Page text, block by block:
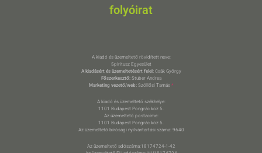
folyóirat
A kiadó és üzemeltető rövidített neve:
Spiritusz Egyesület
A kiadásért és üzemeltetésért felel:Csák György
Főszerkesztő:Stuber Andrea
Marketing vezető/web: Szöllősi Tamás *
A kiadó és üzemeltető székhelye:
1101 Budapest Pongrác köz 5.
Az üzemeltető postacíme:
1101 Budapest Pongrác köz 5.
Az üzemeltető bírósági nyilvántartási száma: 9640
Az üzemeltető adószáma:18174724-1-42